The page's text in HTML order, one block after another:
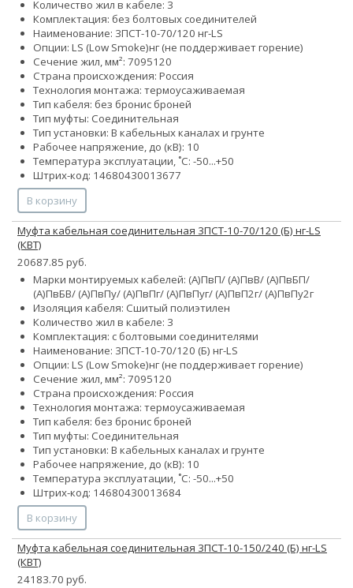
Количество жил в кабеле: 3
Комплектация: без болтовых соединителей
Наименование: 3ПСТ-10-70/120 нг-LS
Опции: LS (Low Smoke)нг (не поддерживает горение)
Сечение жил, мм²: 7095120
Страна происхождения: Россия
Технология монтажа: термоусаживаемая
Тип кабеля: без бронис броней
Тип муфты: Соединительная
Тип установки: В кабельных каналах и грунте
Рабочее напряжение, до (кВ): 10
Температура эксплуатации, ˚С: -50...+50
Штрих-код: 14680430013677
В корзину
Муфта кабельная соединительная 3ПСТ-10-70/120 (Б) нг-LS
(КВТ)
20687.85 руб.
Марки монтируемых кабелей: (А)ПвП/ (А)ПвВ/ (А)ПвБП/
(А)ПвБВ/ (А)ПвПу/ (А)ПвПг/ (А)ПвПуг/ (А)ПвП2г/ (А)ПвПу2г
Изоляция кабеля: Сшитый полиэтилен
Количество жил в кабеле: 3
Комплектация: с болтовыми соединителями
Наименование: 3ПСТ-10-70/120 (Б) нг-LS
Опции: LS (Low Smoke)нг (не поддерживает горение)
Сечение жил, мм²: 7095120
Страна происхождения: Россия
Технология монтажа: термоусаживаемая
Тип кабеля: без бронис броней
Тип муфты: Соединительная
Тип установки: В кабельных каналах и грунте
Рабочее напряжение, до (кВ): 10
Температура эксплуатации, ˚С: -50...+50
Штрих-код: 14680430013684
В корзину
Муфта кабельная соединительная 3ПСТ-10-150/240 (Б) нг-LS
(КВТ)
24183.70 руб.